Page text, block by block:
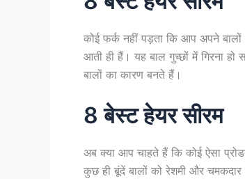
कोई फर्क नहीं पड़ता कि आप अपने
आती ही हैं। यह बाल गुच्छों में गिरना
बालों का कारण बनते हैं।
8 बेस्ट हेयर सीरम
अब क्या आप चाहते हैं कि कोई ऐसा
कुछ ही बूंदें बालों को रेशमी और